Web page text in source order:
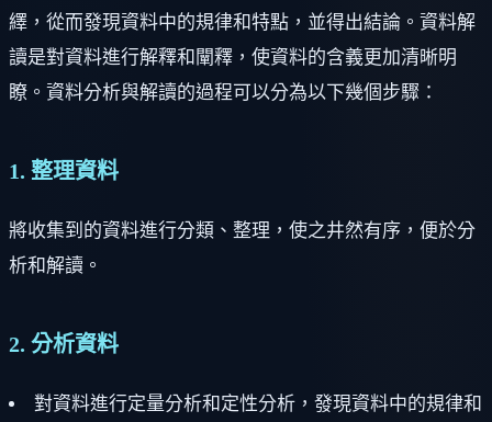
繹，從而發現資料中的規律和特點，並得出結論。資料解
讀是對資料進行解釋和闡釋，使資料的含義更加清晰明
瞭。資料分析與解讀的過程可以分為以下幾個步驟：
1. 整理資料
將收集到的資料進行分類、整理，使之井然有序，便於分
析和解讀。
2. 分析資料
對資料進行定量分析和定性分析，發現資料中的規律和